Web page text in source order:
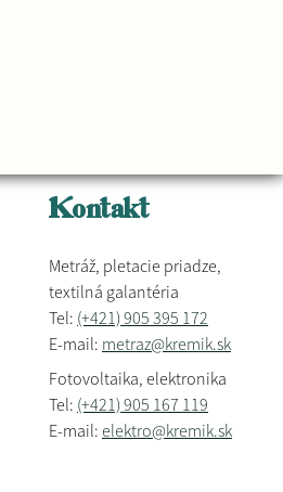
Kontakt
Metráž, pletacie priadze,
textilná galantéria
Tel: (+421) 905 395 172
E-mail: metraz@kremik.sk
Fotovoltaika, elektronika
Tel: (+421) 905 167 119
E-mail: elektro@kremik.sk